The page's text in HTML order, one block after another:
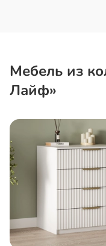
Мебель из
Лайф»